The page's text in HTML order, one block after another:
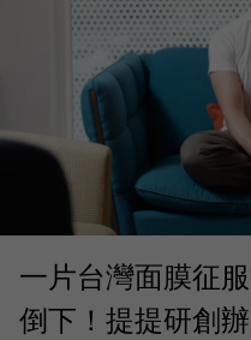
一片台灣面膜征
倒下！提提研創